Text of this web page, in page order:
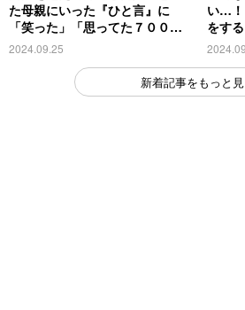
た母親にいった『ひと言』に
「笑った」「思ってた７００倍
特殊」
2024.09.25
い…
をす
新着記事をもっと